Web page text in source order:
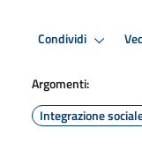
Condividi
Argomenti:
Integrazione